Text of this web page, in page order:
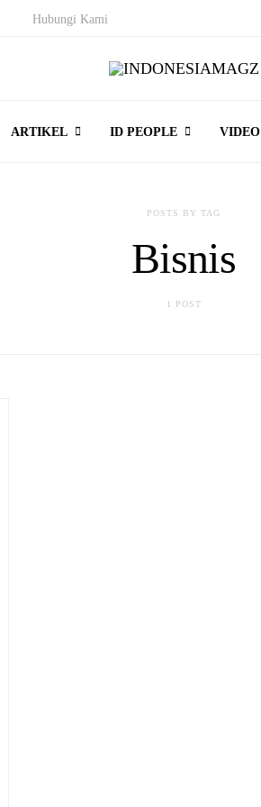
Hubungi Kami
ARTIKEL ID PEOPLE VIDEO
POSTS BY TAG
Bisnis
1 POST